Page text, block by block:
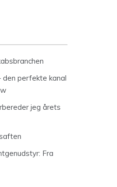
den perfekte kanal
jeg årets
Fra